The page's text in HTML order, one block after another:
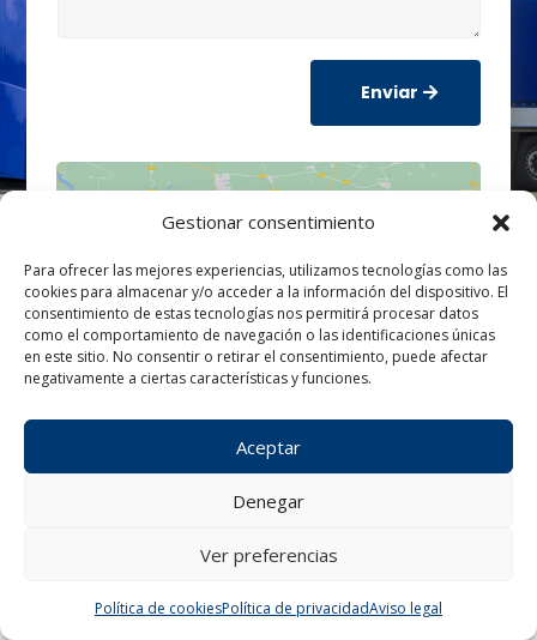
Gestionar consentimiento
Para ofrecer las mejores experiencias, utilizamos tecnologías como las
cookies para almacenar y/o acceder a la información del dispositivo. El
consentimiento de estas tecnologías nos permitirá procesar datos
como el comportamiento de navegación o las identificaciones únicas
en este sitio. No consentir o retirar el consentimiento, puede afectar
negativamente a ciertas características y funciones.
Aceptar
Denegar
Ver preferencias
Política de cookiesPolítica de privacidadAviso legal
Enviar
Haz clic para aceptar cookies de
marketing y permitir este contenido
¿Tienes alguna consulta?